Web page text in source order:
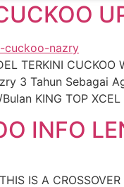
TERKINI
3 Tahun Sebagai
KING TOP
INFO
IS A